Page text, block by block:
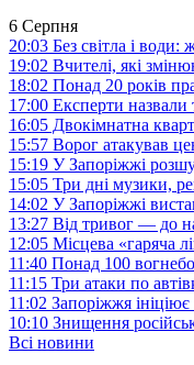
6 Серпня
20:03 Без світла і
19:02 Вчителі, які
18:02 Понад 20 років
17:00 Експерти назвали
16:05 Двокімнатна
15:57 Ворог атакував
15:19 У Запоріжжі
15:05 Три дні музики,
14:02 У Запоріжжі
13:27 Від тривог — до
12:05 Місцева «гаряча
11:40 Понад 100
11:15 Три атаки по
11:02 Запоріжжя
10:10 Знищення
Всі новини